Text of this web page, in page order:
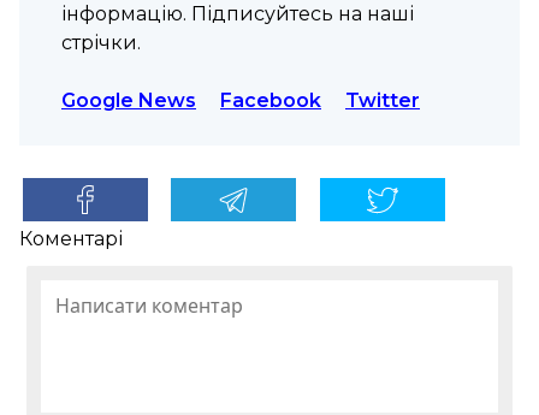
інформацію. Підписуйтесь на наші
стрічки.
Google News Facebook Twitter
Коментарі